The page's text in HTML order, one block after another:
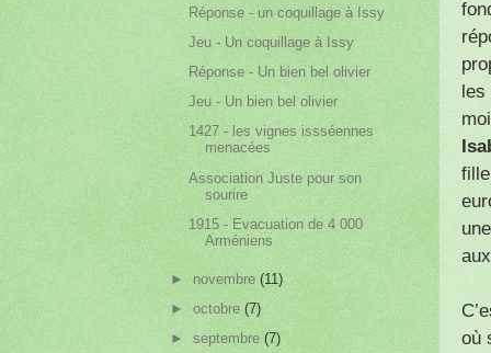
les
où
Réponse - un coquillage à Issy
Jeu - Un coquillage à Issy
Réponse - Un bien bel olivier
Jeu - Un bien bel olivier
1427 - les vignes issséennes
menacées
Association Juste pour son
sourire
1915 - Evacuation de 4 000
Arméniens
►novembre(11)
►octobre(7)
►septembre(7)